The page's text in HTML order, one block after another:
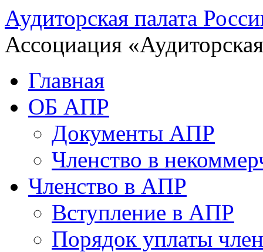
Аудиторская палата
Ассоциация
Главная
ОБ АПР
Документы АПР
Членство в
Членство в АПР
Вступление в АПР
Порядок уплаты